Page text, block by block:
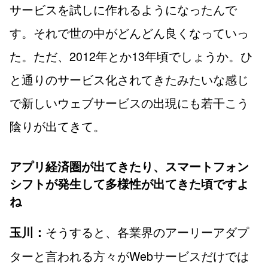
サービスを試しに作れるようになったんで
す。それで世の中がどんどん良くなっていっ
た。ただ、2012年とか13年頃でしょうか。ひ
と通りのサービス化されてきたみたいな感じ
で新しいウェブサービスの出現にも若干こう
陰りが出てきて。
アプリ経済圏が出てきたり、スマートフォン
シフトが発生して多様性が出てきた頃ですよ
ね
玉川： そうすると、各業界のアーリーアダプ
ターと言われる方々がWebサービスだけでは